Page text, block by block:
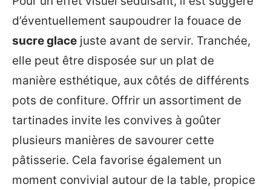
d’éventuellement saupoudrer la fouace de
sucre glace juste avant de servir. Tranchée,
elle peut être disposée sur un plat de
manière esthétique, aux côtés de différents
pots de confiture. Offrir un assortiment de
tartinades invite les convives à goûter
plusieurs manières de savourer cette
pâtisserie. Cela favorise également un
moment convivial autour de la table, propice